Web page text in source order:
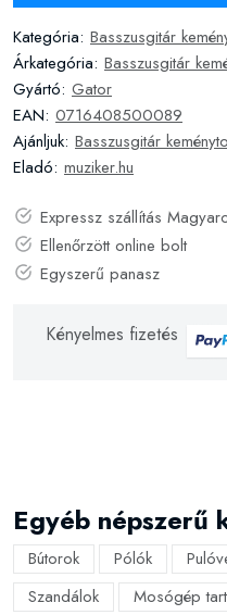
Kategória: Basszusgitár
Árkategória: Basszusgitár
Gyártó: Gator
EAN: 0716408500089
Ajánljuk: Basszusgitár
Eladó: muziker.hu
Expressz szállítás
Ellenőrzött online bolt
Egyszerű panasz
Kényelmes fizetés
Egyéb népszerű
Bútorok Pólók
Szandálok
Mosógép